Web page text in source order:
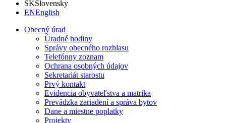
SKSlovensky
ENEnglish
Obecný úrad
Úradné hodiny
Správy obecného rozhlasu
Telefónny zoznam
Ochrana osobných údajov
Sekretariát starostu
Prvý kontakt
Evidencia obyvateľstva a matrika
Prevádzka zariadení a správa bytov
Dane a miestne poplatky
Projekty